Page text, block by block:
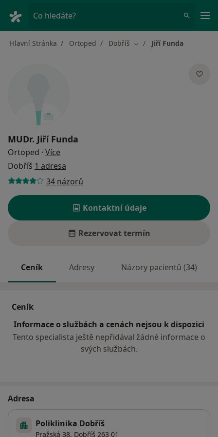
Co hledáte?
Hlavní Stránka Ortoped Dobříš Změna města
Jiří Funda
MUDr. Jiří Funda
Ortoped · Více
Dobříš 1 adresa
34 názorů
Kontaktní údaje
Rezervovat termín
Ceník Adresy Názory pacientů (34)
Ceník
Informace o službách a cenách nejsou k dispozici
Tento specialista ještě nepřidával žádné informace o
svých službách.
Adresa
Poliklinika Dobříš
Pražská 38, Dobříš 263 01